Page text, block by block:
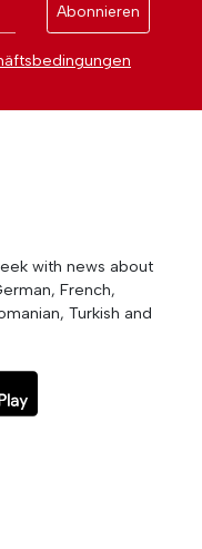
Abonnieren
with news about
French,
Turkish and